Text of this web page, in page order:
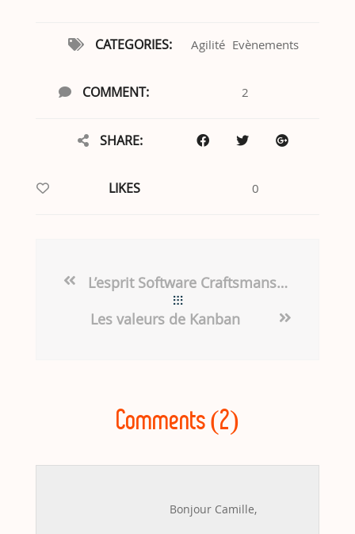
CATEGORIES: Agilité Evènements
COMMENT: 2
SHARE:
LIKES 0
L’esprit Software Craftsmanship – Partie 1
Les valeurs de Kanban
Comments (2)
Bonjour Camille,